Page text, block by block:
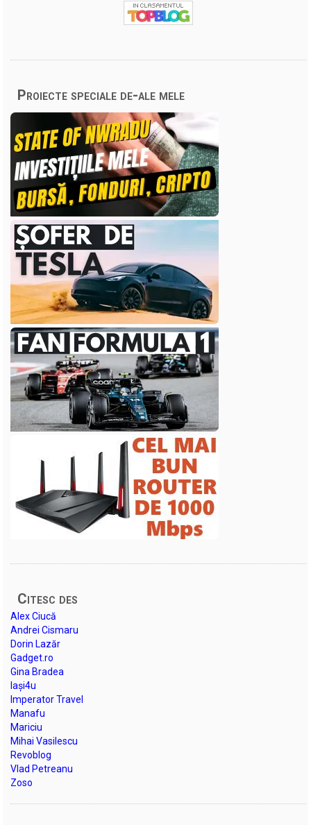
Proiecte speciale de-ale mele
Citesc des
Alex Ciucă
Andrei Cismaru
Dorin Lazăr
Gadget.ro
Gina Bradea
Iași4u
Imperator Travel
Manafu
Mariciu
Mihai Vasilescu
Revoblog
Vlad Petreanu
Zoso